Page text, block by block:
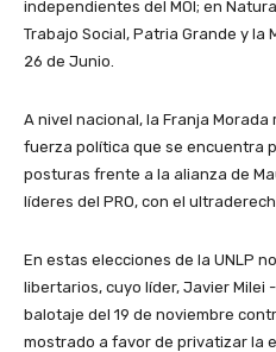
independientes del MOI; en
Trabajo Social, Patria Grande y la
26 de Junio.
A nivel nacional, la Franja
fuerza política que se encuentra
posturas frente a la alianza de
líderes del PRO, con el
En estas elecciones de la UNLP
libertarios, cuyo líder, Javier Milei
balotaje del 19 de noviembre
mostrado a favor de privatizar la